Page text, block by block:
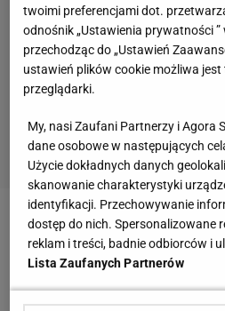
Zobacz wideoŚlepsk Malow
meczu z Częstochową.
twoimi preferencjami dot.
odnośnik „Ustawienia prywatności
przechodząc do „Ustawień
ustawień plików cookie możliwa
przeglądarki.
My, nasi Zaufani Partnerzy i Agora
dane osobowe w następujących
Użycie dokładnych danych
skanowanie charakterystyki
identyfikacji. Przechowywanie
dostęp do nich. Spersonalizowane
reklam i treści, badnie odbiorców i
Lista Zaufanych Partnerów